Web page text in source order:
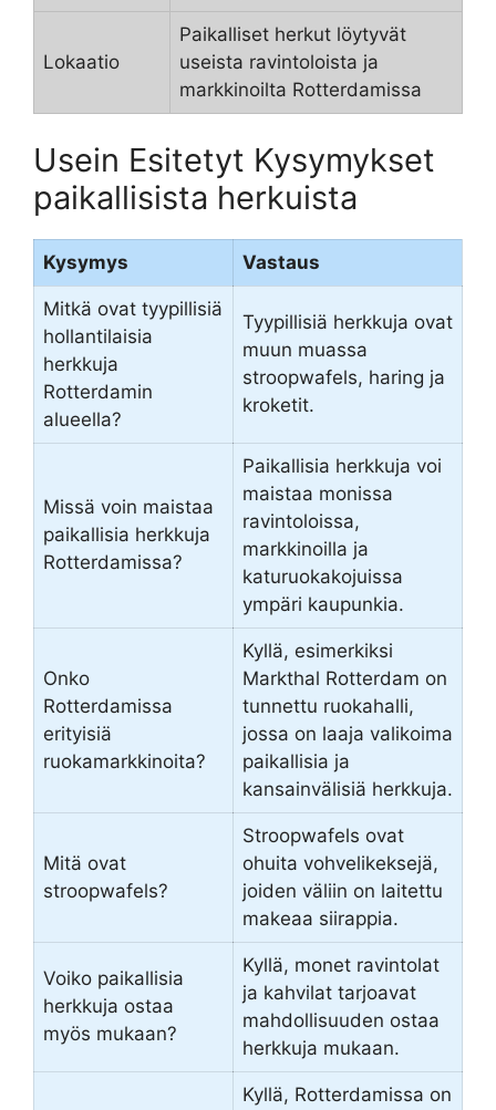
Lokaatio
Paikalliset herkut löytyvät
useista ravintoloista ja
markkinoilta Rotterdamissa
Usein Esitetyt Kysymykset
paikallisista herkuista
Kysymys Vastaus
Mitkä ovat tyypillisiä
hollantilaisia
herkkuja
Rotterdamin
alueella?
Tyypillisiä herkkuja ovat
muun muassa
stroopwafels, haring ja
kroketit.
Missä voin maistaa
paikallisia herkkuja
Rotterdamissa?
Paikallisia herkkuja voi
maistaa monissa
ravintoloissa,
markkinoilla ja
katuruokakojuissa
ympäri kaupunkia.
Onko
Rotterdamissa
erityisiä
ruokamarkkinoita?
Kyllä, esimerkiksi
Markthal Rotterdam on
tunnettu ruokahalli,
jossa on laaja valikoima
paikallisia ja
kansainvälisiä herkkuja.
Mitä ovat
stroopwafels?
Stroopwafels ovat
ohuita vohvelikeksejä,
joiden väliin on laitettu
makeaa siirappia.
Voiko paikallisia
herkkuja ostaa
myös mukaan?
Kyllä, monet ravintolat
ja kahvilat tarjoavat
mahdollisuuden ostaa
herkkuja mukaan.
Kyllä, Rotterdamissa on